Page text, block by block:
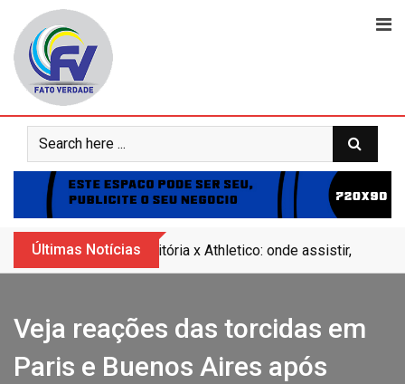
content
Últimas Notícias Vitória x Athletico: onde assistir,
Veja reações das torcidas em
Paris e Buenos Aires após